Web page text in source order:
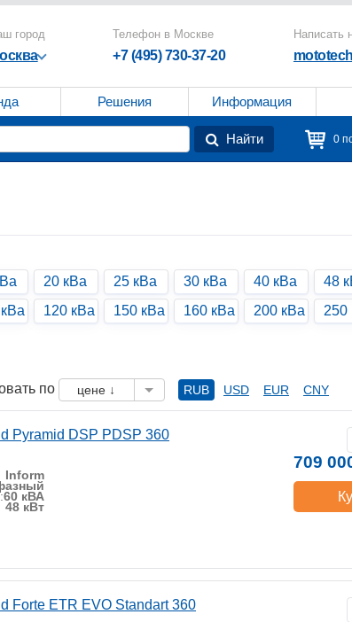
город Телефон в Москве
+7 (495) 730-37-20
Написать
Решения Информация
Найти 0
20 кВа 25 кВа 30 кВа 40 кВа
48
120 кВа 150 кВа 160 кВа 200 кВа 250
по цене ↓ RUB USD EUR CNY
Pyramid DSP PDSP 360
Inform
60 кВА
48 кВт
709
Forte ETR EVO Standart 360